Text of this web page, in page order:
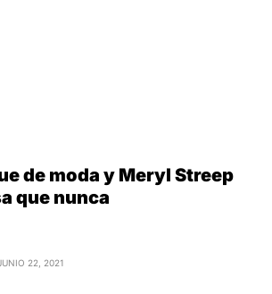
de moda y Meryl Streep
que nunca
22, 2021